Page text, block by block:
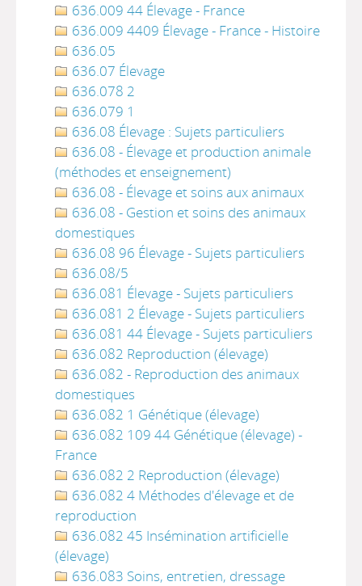
636.009 44 Élevage - France
636.009 4409 Élevage - France - Histoire
636.05
636.07 Élevage
636.078 2
636.079 1
636.08 Élevage : Sujets particuliers
636.08 - Élevage et production animale
(méthodes et enseignement)
636.08 - Élevage et soins aux animaux
636.08 - Gestion et soins des animaux
domestiques
636.08 96 Élevage - Sujets particuliers
636.08/5
636.081 Élevage - Sujets particuliers
636.081 2 Élevage - Sujets particuliers
636.081 44 Élevage - Sujets particuliers
636.082 Reproduction (élevage)
636.082 - Reproduction des animaux
domestiques
636.082 1 Génétique (élevage)
636.082 109 44 Génétique (élevage) -
France
636.082 2 Reproduction (élevage)
636.082 4 Méthodes d'élevage et de
reproduction
636.082 45 Insémination artificielle
(élevage)
636.083 Soins, entretien, dressage